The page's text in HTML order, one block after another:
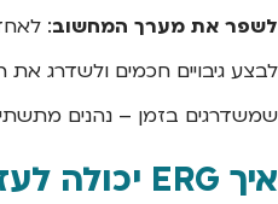
לשפר את מערך המחשוב:
לבצע גיבויים חכמים ולשדרג
שמשדרגים בזמן – נהנים
איך ERG יכולה לעזור?